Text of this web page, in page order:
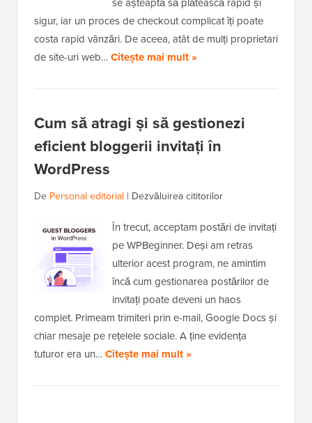
sigur, iar un proces de checkout complicat îți poate
costa rapid vânzări. De aceea, atât de mulți proprietari
de site-uri web…Citește mai mult »
Cum să atragi și să gestionezi
eficient bloggerii invitați în
WordPress
De Personal editorial | Dezvăluirea cititorilor
În trecut, acceptam postări de invitați
pe WPBeginner. Deși am retras
ulterior acest program, ne amintim
încă cum gestionarea postărilor de
invitați poate deveni un haos
complet. Primeam trimiteri prin e-mail, Google Docs și
chiar mesaje pe rețelele sociale. A ține evidența
tuturor era un…Citește mai mult »